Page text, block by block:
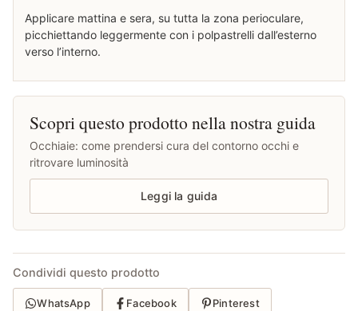
Applicare mattina e sera, su tutta la zona perioculare,
picchiettando leggermente con i polpastrelli dall’esterno
verso l’interno.
Scopri questo prodotto nella nostra guida
Occhiaie: come prendersi cura del contorno occhi e
ritrovare luminosità
Leggi la guida
Condividi questo prodotto
WhatsApp Facebook Pinterest